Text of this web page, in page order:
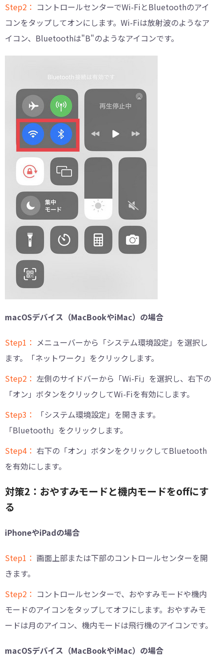
Step2： コントロールセンターでWi-FiとBluetoothのアイ
コンをタップしてオンにします。Wi-Fiは放射波のようなア
イコン、Bluetoothは"B"のようなアイコンです。
macOSデバイス（MacBookやiMac）の場合
Step1： メニューバーから「システム環境設定」を選択し
ます。「ネットワーク」をクリックします。
Step2： 左側のサイドバーから「Wi-Fi」を選択し、右下の
「オン」ボタンをクリックしてWi-Fiを有効にします。
Step3：
「システム環境設定」を開きます。
「Bluetooth」をクリックします。
Step4： 右下の「オン」ボタンをクリックしてBluetooth
を有効にします。
対策2：おやすみモードと機内モードをoffにす
る
iPhoneやiPadの場合
Step1： 画面上部または下部のコントロールセンターを開
きます。
Step2： コントロールセンターで、おやすみモードや機内
モードのアイコンをタップしてオフにします。おやすみモ
ードは月のアイコン、機内モードは飛行機のアイコンです。
macOSデバイス（MacBookやiMac）の場合